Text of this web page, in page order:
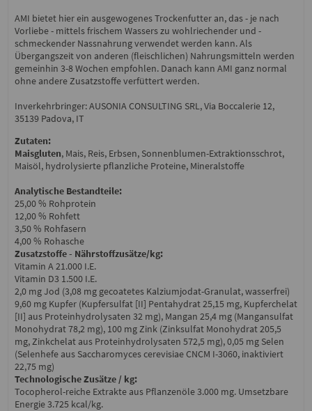
AMI bietet hier ein ausgewogenes Trockenfutter an, das - je nach
Vorliebe - mittels frischem Wassers zu wohlriechender und -
schmeckender Nassnahrung verwendet werden kann. Als
Übergangszeit von anderen (fleischlichen) Nahrungsmitteln werden
gemeinhin 3-8 Wochen empfohlen. Danach kann AMI ganz normal
ohne andere Zusatzstoffe verfüttert werden.
Inverkehrbringer: AUSONIA CONSULTING SRL, Via Boccalerie 12,
35139 Padova, IT
Zutaten:
Maisgluten, Mais, Reis, Erbsen, Sonnenblumen-Extraktionsschrot,
Maisöl, hydrolysierte pflanzliche Proteine, Mineralstoffe
Analytische Bestandteile:
25,00 % Rohprotein
12,00 % Rohfett
3,50 % Rohfasern
4,00 % Rohasche
Zusatzstoffe - Nährstoffzusätze/kg:
Vitamin A 21.000 I.E.
Vitamin D3 1.500 I.E.
2,0 mg Jod (3,08 mg gecoatetes Kalziumjodat-Granulat, wasserfrei)
9,60 mg Kupfer (Kupfersulfat [II] Pentahydrat 25,15 mg, Kupferchelat
[II] aus Proteinhydrolysaten 32 mg), Mangan 25,4 mg (Mangansulfat
Monohydrat 78,2 mg), 100 mg Zink (Zinksulfat Monohydrat 205,5
mg, Zinkchelat aus Proteinhydrolysaten 572,5 mg), 0,05 mg Selen
(Selenhefe aus Saccharomyces cerevisiae CNCM I-3060, inaktiviert
22,75 mg)
Technologische Zusätze / kg:
Tocopherol-reiche Extrakte aus Pflanzenöle 3.000 mg. Umsetzbare
Energie 3.725 kcal/kg.